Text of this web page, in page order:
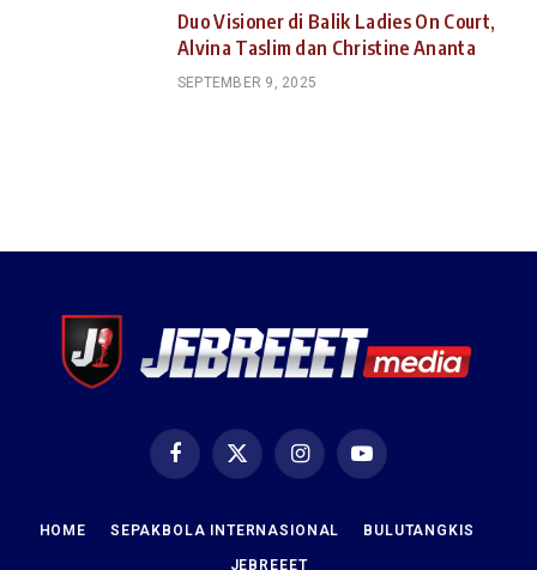
Duo Visioner di Balik Ladies On Court,
Alvina Taslim dan Christine Ananta
SEPTEMBER 9, 2025
FacebookX
(Twitter)
InstagramYouTube
HOME SEPAKBOLA INTERNASIONAL BULUTANGKIS
JEBREEET